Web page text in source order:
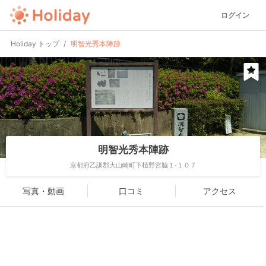
ログイン
Holiday トップ 明智光秀本陣跡
明智光秀本陣跡
京都府乙訓郡大山崎町下植野宮脇１-１０７
写真・動画 口コミ アクセス